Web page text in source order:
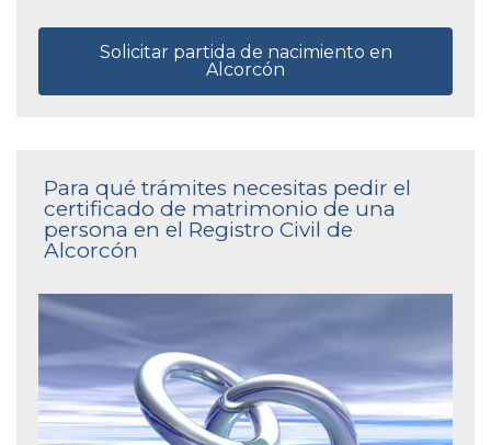
Solicitar partida de nacimiento en
Alcorcón
Para qué trámites necesitas pedir el
certificado de matrimonio de una
persona en el Registro Civil de
Alcorcón